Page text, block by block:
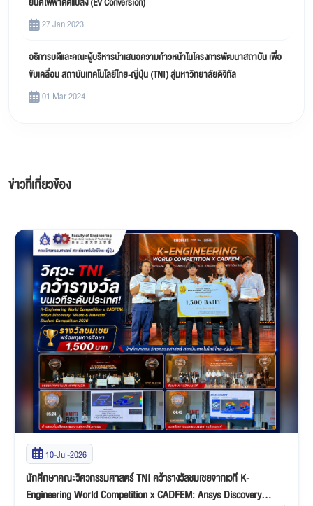
27 Jan 2023
อธิการบดีและคณะผู้บริหารนำเสนอความก้าวหน้าในโครงการพัฒนาสถาบัน เพื่อ
ขับเคลื่อน สถาบันเทคโนโลยีไทย-ญี่ปุ่น (TNI) สู่มหาวิทยาลัยดิจิทัล
01 Mar 2024
ข่าวที่เกี่ยวข้อง
10-Jul-2026
นักศึกษาคณะวิศวกรรมศาสตร์ TNI คว้ารางวัลชมเชยจากเวที K-
Engineering World Competition x CADFEM: Ansys Discovery